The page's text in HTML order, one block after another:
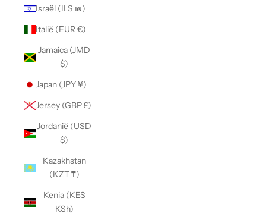
Israël (ILS ₪)
Italië (EUR €)
Jamaica (JMD
$)
Japan (JPY ¥)
Jersey (GBP £)
Jordanië (USD
$)
Kazakhstan
(KZT ₸)
Kenia (KES
KSh)